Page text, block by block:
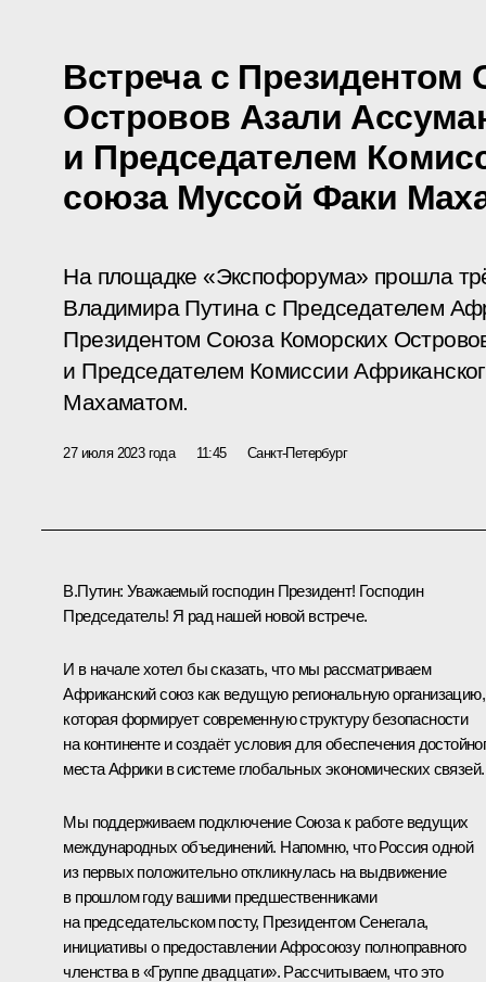
Встреча с Президентом
Островов Азали
и Председателем
союза Муссой Факи
На площадке «Экспофорума» прошла
Владимира Путина с Председателем
Президентом Союза Коморских
и Председателем Комиссии
Махаматом.
27 июля 2023 года 11:45 Санкт-Петербург
В.Путин: Уважаемый господин Президент! Господин
Председатель! Я рад нашей новой встрече.
И в начале хотел бы сказать, что мы рассматриваем
Африканский союз как ведущую региональную организацию,
которая формирует современную структуру безопасности
на континенте и создаёт условия для обеспечения
места Африки в системе глобальных экономических связей.
Мы поддерживаем подключение Союза к работе ведущих
международных объединений. Напомню, что Россия одной
из первых положительно откликнулась на выдвижение
в прошлом году вашими предшественниками
на председательском посту, Президентом Сенегала,
инициативы о предоставлении Афросоюзу полноправного
членства в «Группе двадцати». Рассчитываем, что это